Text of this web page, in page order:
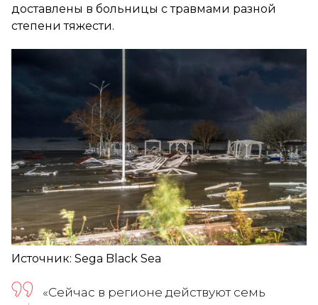
доставлены в больницы с травмами разной
степени тяжести.
Источник: Sega Black Sea
«Сейчас в регионе действуют семь